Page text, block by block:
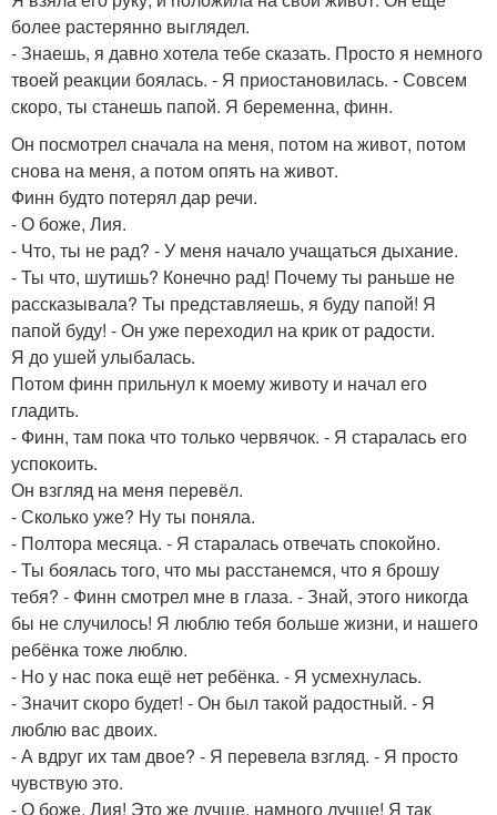
более растерянно выглядел.
- Знаешь, я давно хотела тебе сказать. Просто я немного
твоей реакции боялась. - Я приостановилась. - Совсем
скоро, ты станешь папой. Я беременна, финн.
Он посмотрел сначала на меня, потом на живот, потом
снова на меня, а потом опять на живот.
Финн будто потерял дар речи.
- О боже, Лия.
- Что, ты не рад? - У меня начало учащаться дыхание.
- Ты что, шутишь? Конечно рад! Почему ты раньше не
рассказывала? Ты представляешь, я буду папой! Я
папой буду! - Он уже переходил на крик от радости.
Я до ушей улыбалась.
Потом финн прильнул к моему животу и начал его
гладить.
- Финн, там пока что только червячок. - Я старалась его
успокоить.
Он взгляд на меня перевёл.
- Сколько уже? Ну ты поняла.
- Полтора месяца. - Я старалась отвечать спокойно.
- Ты боялась того, что мы расстанемся, что я брошу
тебя? - Финн смотрел мне в глаза. - Знай, этого никогда
бы не случилось! Я люблю тебя больше жизни, и нашего
ребёнка тоже люблю.
- Но у нас пока ещё нет ребёнка. - Я усмехнулась.
- Значит скоро будет! - Он был такой радостный. - Я
люблю вас двоих.
- А вдруг их там двое? - Я перевела взгляд. - Я просто
чувствую это.
- О боже, Лия! Это же лучше, намного лучше! Я так